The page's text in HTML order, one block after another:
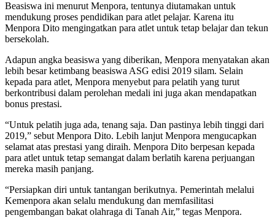
Beasiswa ini menurut Menpora, tentunya diutamakan untuk
mendukung proses pendidikan para atlet pelajar. Karena itu
Menpora Dito mengingatkan para atlet untuk tetap belajar dan tekun
bersekolah.
Adapun angka beasiswa yang diberikan, Menpora menyatakan akan
lebih besar ketimbang beasiswa ASG edisi 2019 silam. Selain
kepada para atlet, Menpora menyebut para pelatih yang turut
berkontribusi dalam perolehan medali ini juga akan mendapatkan
bonus prestasi.
“Untuk pelatih juga ada, tenang saja. Dan pastinya lebih tinggi dari
2019,” sebut Menpora Dito. Lebih lanjut Menpora mengucapkan
selamat atas prestasi yang diraih. Menpora Dito berpesan kepada
para atlet untuk tetap semangat dalam berlatih karena perjuangan
mereka masih panjang.
“Persiapkan diri untuk tantangan berikutnya. Pemerintah melalui
Kemenpora akan selalu mendukung dan memfasilitasi
pengembangan bakat olahraga di Tanah Air,” tegas Menpora.